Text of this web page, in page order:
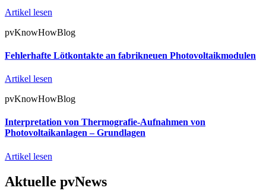
Artikel lesen
pvKnowHowBlog
Fehlerhafte Lötkontakte an fabrikneuen Photovoltaikmodulen
Artikel lesen
pvKnowHowBlog
Interpretation von Thermografie-Aufnahmen von
Photovoltaikanlagen – Grundlagen
Artikel lesen
Aktuelle pvNews